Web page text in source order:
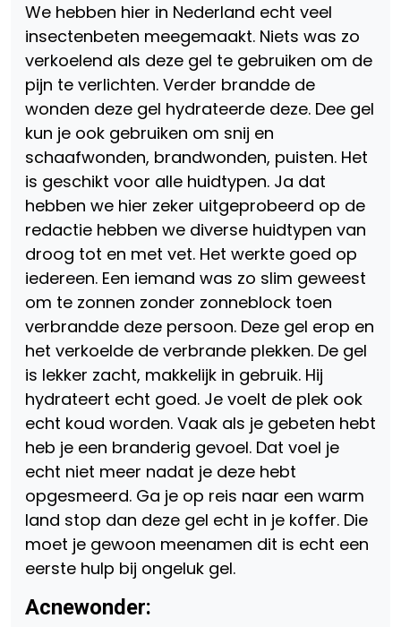
We hebben hier in Nederland echt veel
insectenbeten meegemaakt. Niets was zo
verkoelend als deze gel te gebruiken om de
pijn te verlichten. Verder brandde de
wonden deze gel hydrateerde deze. Dee gel
kun je ook gebruiken om snij en
schaafwonden, brandwonden, puisten. Het
is geschikt voor alle huidtypen. Ja dat
hebben we hier zeker uitgeprobeerd op de
redactie hebben we diverse huidtypen van
droog tot en met vet. Het werkte goed op
iedereen. Een iemand was zo slim geweest
om te zonnen zonder zonneblock toen
verbrandde deze persoon. Deze gel erop en
het verkoelde de verbrande plekken. De gel
is lekker zacht, makkelijk in gebruik. Hij
hydrateert echt goed. Je voelt de plek ook
echt koud worden. Vaak als je gebeten hebt
heb je een branderig gevoel. Dat voel je
echt niet meer nadat je deze hebt
opgesmeerd. Ga je op reis naar een warm
land stop dan deze gel echt in je koffer. Die
moet je gewoon meenamen dit is echt een
eerste hulp bij ongeluk gel.
Acnewonder: